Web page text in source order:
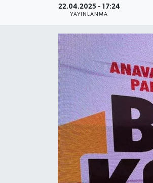
22.04.2025 - 17:24
YAYINLANMA